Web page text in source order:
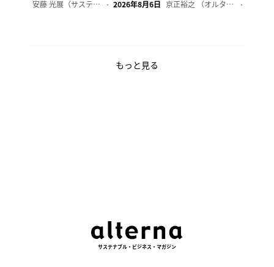
安藤 光展（サステナビリティ・コンサルタント） 2026年8月6日 京正裕之 （オルタナ副編集長）
もっと見る
サステナブル・ビジネス・マガジン